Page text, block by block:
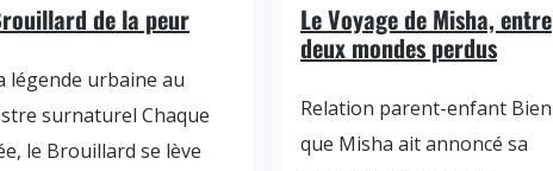
de la peur
légende urbaine au
surnaturel Chaque
le Brouillard se lève
Le Voyage de Misha, entre
deux mondes perdus
Relation parent-enfant Bien
que Misha ait annoncé sa